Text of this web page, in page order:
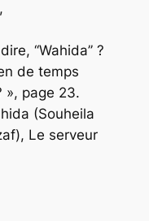
‘‘Wahida’’ ?
de temps
», page 23.
(Souheila
Le serveur